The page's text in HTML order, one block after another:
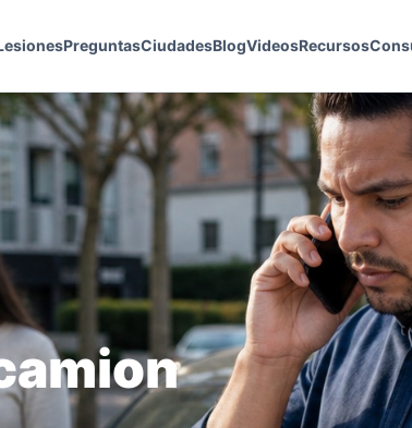
PreguntasCiudadesBlogVideosRecursos